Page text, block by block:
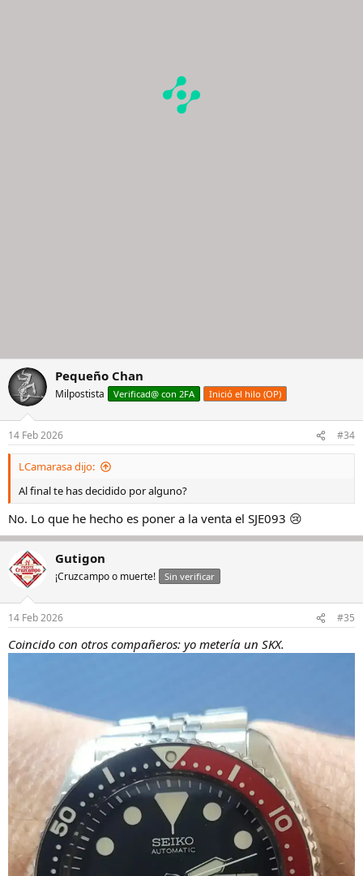
Pequeño Chan
Milpostista Verificad@ con 2FA Inició el hilo (OP)
14 Feb 2026 #34
LCamarasa dijo:
Al final te has decidido por alguno?
No. Lo que he hecho es poner a la venta el SJE093 😢
Gutigon
¡Cruzcampo o muerte! Sin verificar
14 Feb 2026 #35
Coincido con otros compañeros: yo metería un SKX.